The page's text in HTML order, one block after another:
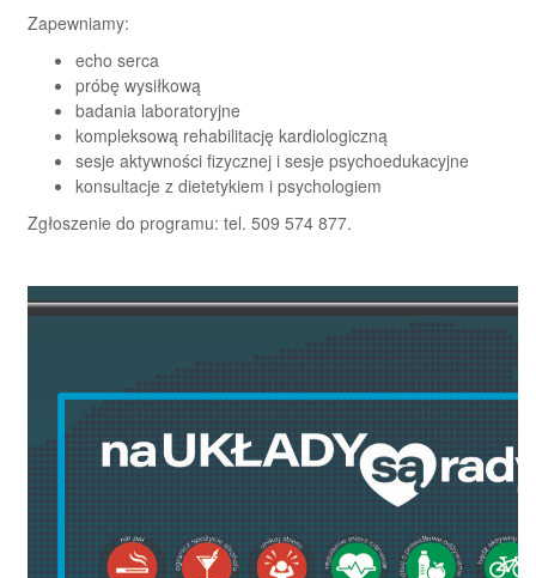
Zapewniamy:
echo serca
próbę wysiłkową
badania laboratoryjne
kompleksową rehabilitację kardiologiczną
sesje aktywności fizycznej i sesje psychoedukacyjne
konsultacje z dietetykiem i psychologiem
Zgłoszenie do programu: tel. 509 574 877.